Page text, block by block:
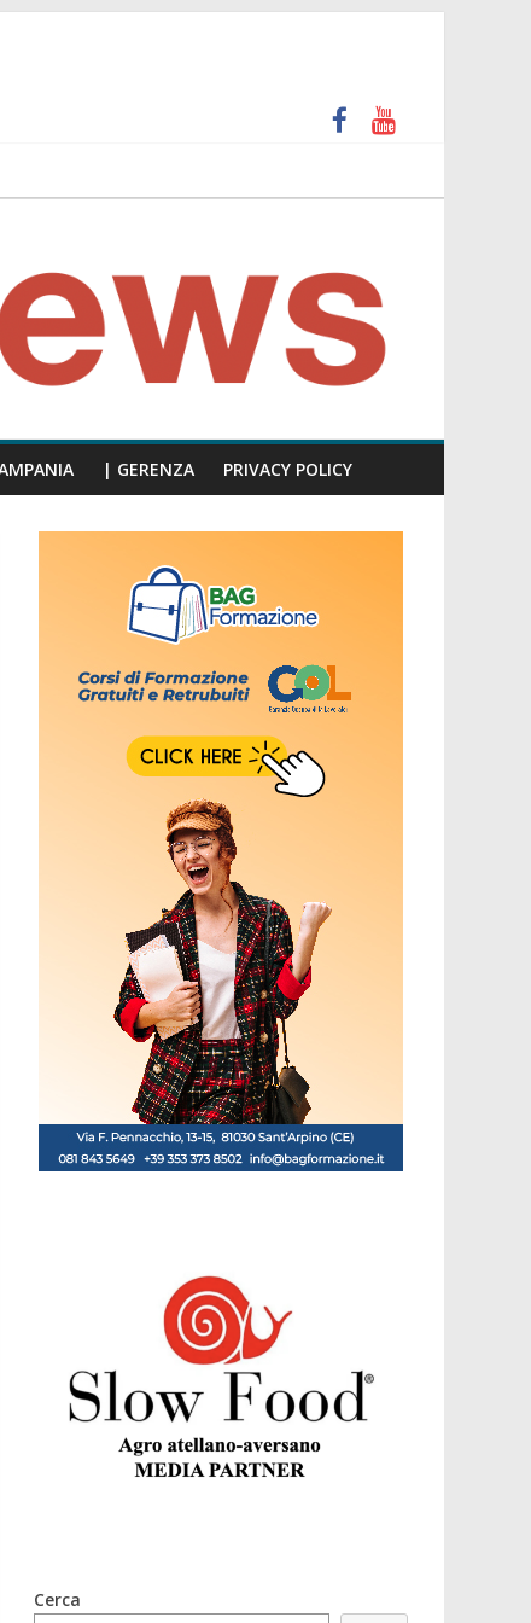
insulti sessisti, parla il video del consiglio
| GERENZA PRIVACY POLICY
Cerca